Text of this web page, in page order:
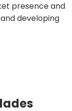
presence and
developing